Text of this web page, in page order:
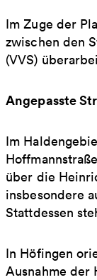
Im Zuge der
zwischen den
(VVS)
Angepasste
Im
über die
insbesondere
Stattdessen
In Höfingen
Ausnahme der